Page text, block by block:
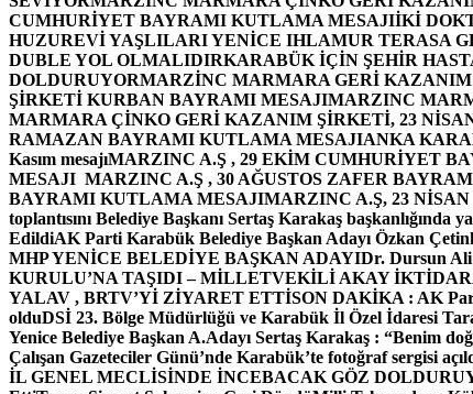
CUMHURİYET BAYRAMI KUTLAMA MESAJIİKİ
HUZUREVİ YAŞLILARI YENİCE IHLAMUR TERASA
DUBLE YOL OLMALIDIRKARABÜK İÇİN ŞEHİR
DOLDURUYORMARZİNC MARMARA GERİ KAZANIM
ŞİRKETİ KURBAN BAYRAMI MESAJIMARZINC
MARMARA ÇİNKO GERİ KAZANIM ŞİRKETİ, 23
RAMAZAN BAYRAMI KUTLAMA MESAJIANKA
Kasım mesajıMARZINC A.Ş , 29 EKİM CUMHURİYET
MESAJI MARZINC A.Ş , 30 AĞUSTOS ZAFER
BAYRAMI KUTLAMA MESAJIMARZINC A.Ş, 23
toplantısını Belediye Başkanı Sertaş Karakaş başkanlığında
EdildiAK Parti Karabük Belediye Başkan Adayı Özkan
MHP YENİCE BELEDİYE BAŞKAN ADAYIDr. Dursun Ali
KURULU’NA TAŞIDI – MİLLETVEKİLİ AKAY
YALAV , BRTV’Yİ ZİYARET ETTİSON DAKİKA : AK
olduDSİ 23. Bölge Müdürlüğü ve Karabük İl Özel İdaresi
Yenice Belediye Başkan A.Adayı Sertaş Karakaş : “Benim
Çalışan Gazeteciler Günü’nde Karabük’te fotoğraf sergisi
İL GENEL MECLİSİNDE İNCEBACAK GÖZ